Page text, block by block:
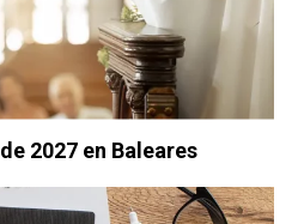
2027 en Baleares